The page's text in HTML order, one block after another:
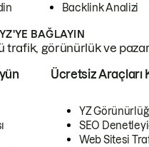
Backlink Analizi
BAĞLAYIN
trafik, görünürlük ve
Ücretsiz Araçları
YZ
SEO
Web Sitesi